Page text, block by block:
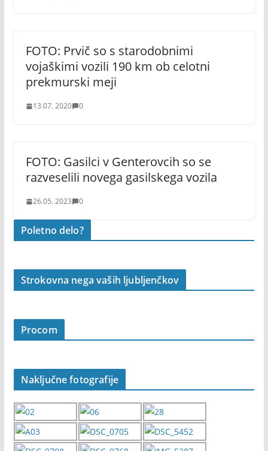
FOTO: Prvič so s starodobnimi
vojaškimi vozili 190 km ob celotni
prekmurski meji
13.07. 2020 0
FOTO: Gasilci v Genterovcih so se
razveselili novega gasilskega vozila
26.05. 2023 0
Poletno delo?
Strokovna nega vaših ljubljenčkov
Procom
Naključne fotografije